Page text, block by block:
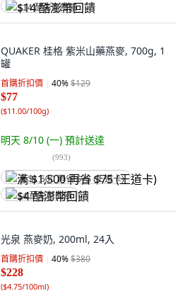
$14 酷澎幣回饋
QUAKER 桂格 紫米山藥燕麥, 700g, 1
罐
首購折扣價 40%$129
$77
($11.00/100g)
明天 8/10 (一) 預計送達
(993)
满 $1,500 再省 $75 (王道卡)
$4 酷澎幣回饋
光泉 燕麥奶, 200ml, 24入
首購折扣價 40%$380
$228
($4.75/100ml)